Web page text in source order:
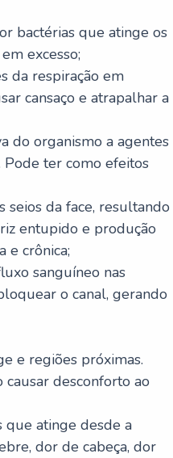
bactérias que atinge os
excesso;
da respiração em
cansaço e atrapalhar a
do organismo a agentes
Pode ter como efeitos
seios da face, resultando
entupido e produção
e crônica;
sanguíneo nas
o canal, gerando
e regiões próximas.
desconforto ao
que atinge desde a
dor de cabeça, dor